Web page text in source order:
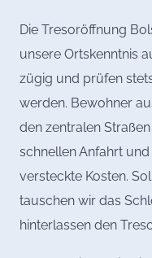
Die Tresoröffnung
unsere Ortskenntnis
zügig und prüfen
werden. Bewohner
den zentralen
schnellen Anfahrt
versteckte Kosten.
tauschen wir das
hinterlassen den